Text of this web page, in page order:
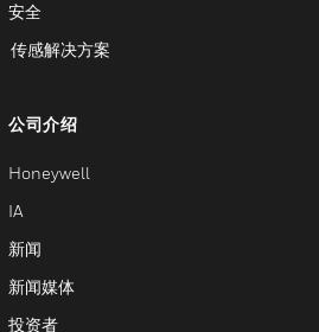
安全
传感解决方案
公司介绍
Honeywell
IA
新闻
新闻媒体
投资者